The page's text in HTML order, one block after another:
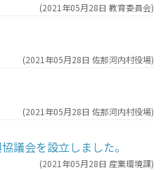
(2021年05月28日 教育委員会)
(2021年05月28日 佐那河内村役場)
(2021年05月28日 佐那河内村役場)
議会を設立しました。
(2021年05月28日 産業環境課)